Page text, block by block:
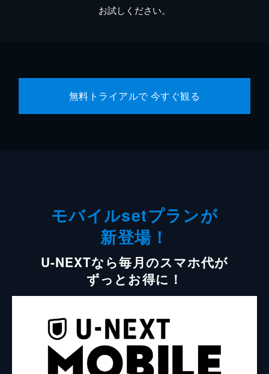
お試しください。
無料トライアルで 今すぐ観る
モバイルsetプランが
新登場！
U-NEXTなら毎月のスマホ代が
ずっとお得に！